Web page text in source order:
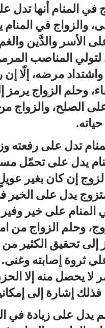
في المنام أنهاتدل
والزواج في المنام
الأسر والدَّين
المناصب
مرضه، إلّا إن
وحلم الزواج يرمز
الصلح، والزواج
تدل على رفعته
يدل على تحمّل
إن كان بغير
يدل على الخير
المنام على خير
وحلم الزواج من
إلى تحقيق الكثير
ثروة إصابته
يحصل منه إلا
إشارة إلى
يدل على زيادة في